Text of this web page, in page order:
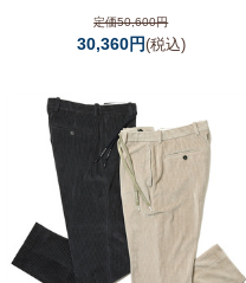
定価50,600円
30,360円(税込)